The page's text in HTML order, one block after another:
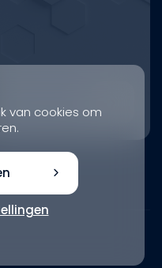
van cookies om